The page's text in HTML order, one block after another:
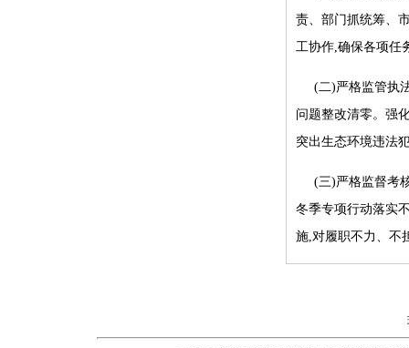
责、部门抓统筹、
工协作,确保各项任
(二)严格监管执
问题整改清零。强
突出生态环境违法
(三)严格监督考
冬季专项行动落实
施,对履职不力、不